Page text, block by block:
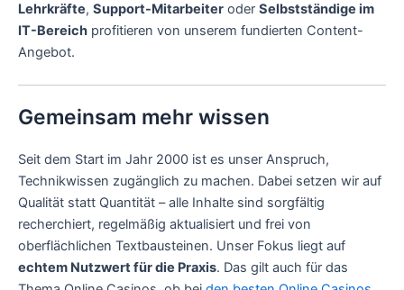
Lehrkräfte, Support-Mitarbeiter oder Selbstständige im
IT-Bereich profitieren von unserem fundierten Content-
Angebot.
Gemeinsam mehr wissen
Seit dem Start im Jahr 2000 ist es unser Anspruch,
Technikwissen zugänglich zu machen. Dabei setzen wir auf
Qualität statt Quantität – alle Inhalte sind sorgfältig
recherchiert, regelmäßig aktualisiert und frei von
oberflächlichen Textbausteinen. Unser Fokus liegt auf
echtem Nutzwert für die Praxis. Das gilt auch für das